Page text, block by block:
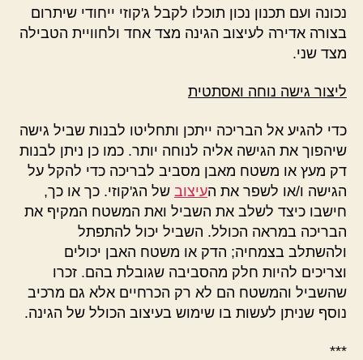
נכונה ועם תכנון נכון תוכלו לקבל ג'קוזי ייחודי שיתרום
בצורה אדירה לעיצוב הגינה מצד אחד ולחוויית הטבילה
מצד שני.
ליצור גישה נוחה ואסתטית
כדי להגיע אל הבריכה ייתכן ותחליטו לבנות שביל גישה
שיהפוך את הגישה אליה לנוחה יותר. כמו כן ניתן לבנות
דק מעץ או משטח מאבן מסביב לבריכה כדי להקל על
הגישה ו/או לשפר את העיצוב של הג'קוזי. כך או כך,
חישבו כיצד לשלב את השביל ואת המשטח המקיף את
הבריכה במראה הכולל. השביל יכול להתפתל
ולהשתלב בצמחיה; הדק או משטח האבן יכולים
וצריכים להיות חלק מהסביבה שגובלת בהם. זכרו
שהשביל והמשטח הם לא רק הכרחיים אלא גם מרכיב
נוסף שניתן לעשות בו שימוש בעיצוב הכולל של הגינה.
***